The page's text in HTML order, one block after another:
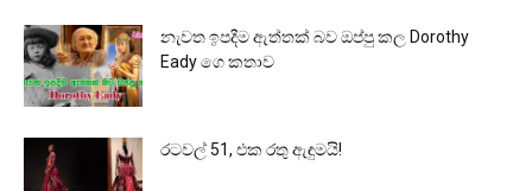
නැවත ඉපදීම ඇත්තක් බව ඔප්පු කල Dorothy
Eady ගෙ කතාව
රටවල් 51, එක රතු ඇඳුමයි!